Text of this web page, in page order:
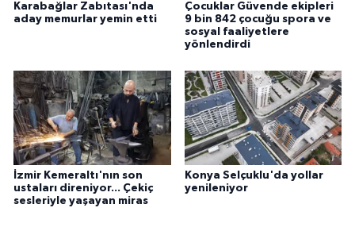
Karabağlar Zabıtası'nda
aday memurlar yemin etti
Çocuklar Güvende ekipleri
9 bin 842 çocuğu spora ve
sosyal faaliyetlere
yönlendirdi
İzmir Kemeraltı'nın son
ustaları direniyor... Çekiç
sesleriyle yaşayan miras
Konya Selçuklu'da yollar
yenileniyor